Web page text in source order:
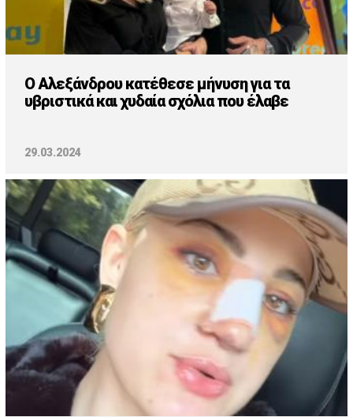
Ο Αλεξάνδρου κατέθεσε μήνυση για τα
υβριστικά και χυδαία σχόλια που έλαβε
29.03.2024